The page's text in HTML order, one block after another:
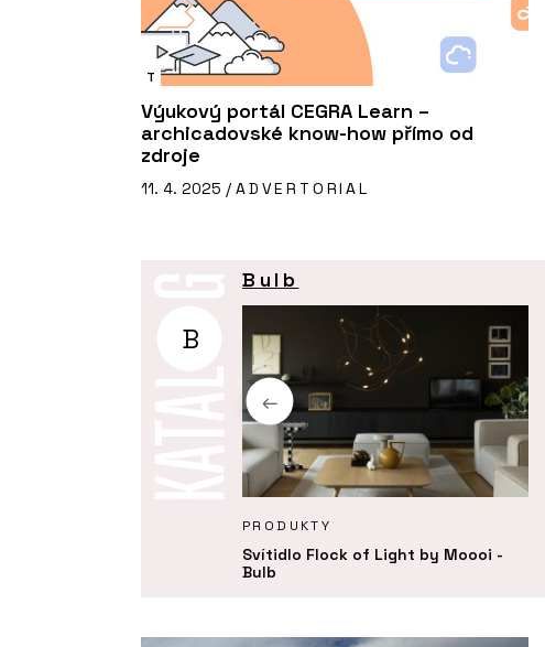
T
Výukový portál CEGRA Learn –
archicadovské know-how přímo od
zdroje
11. 4. 2025 / ADVERTORIAL
B
Bulb
PRODUKTY
Svítidlo Flock of Light by Moooi -
Bulb